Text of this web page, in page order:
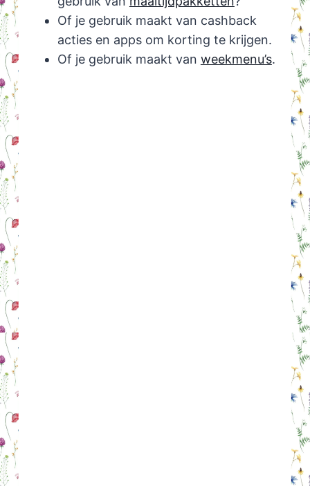
Of je gebruik maakt van cashback
acties en apps om korting te krijgen.
Of je gebruik maakt van weekmenu’s.